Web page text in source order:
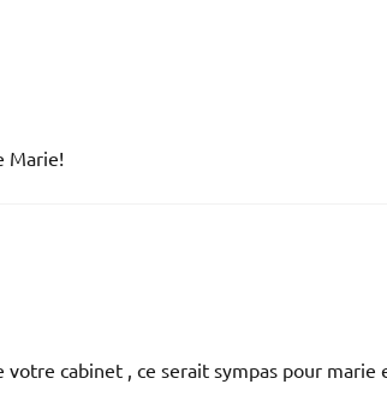
Marie!
votre cabinet , ce serait sympas pour marie